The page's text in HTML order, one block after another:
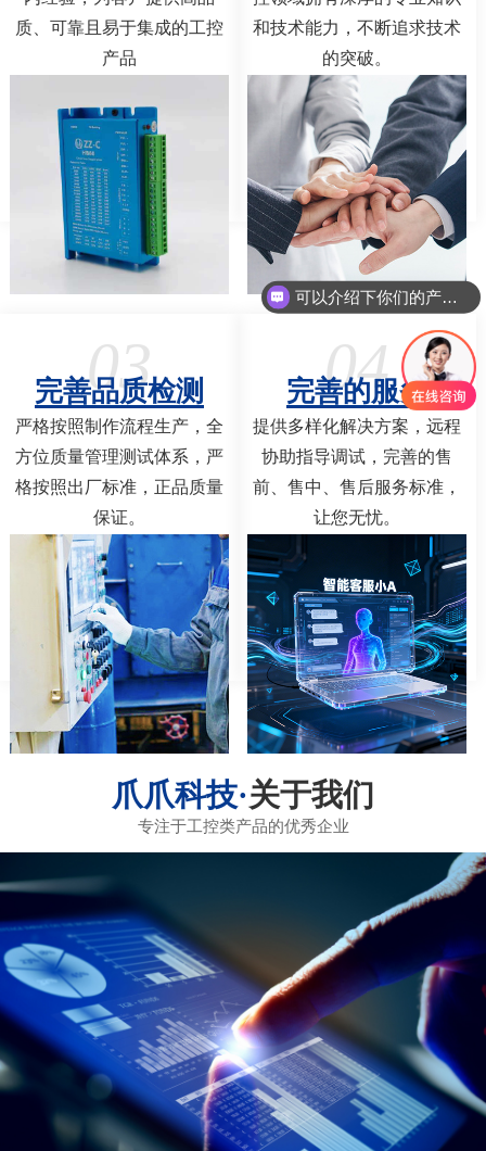
质、可靠且易于集成的工控
产品
和技术能力，不断追求技术
的突破。
03
完善品质检测
严格按照制作流程生产，全
方位质量管理测试体系，严
格按照出厂标准，正品质量
保证。
04
完善的服务
提供多样化解决方案，远程
协助指导调试，完善的售
前、售中、售后服务标准，
让您无忧。
关于我们
可以介绍下你们的产品么